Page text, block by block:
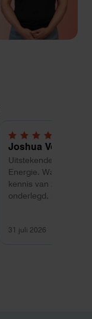
5,0 van 5 sterren
Joshua Verdonk
Uitstekende ervaring
Energie. Wat vooral
kennis van zaken:
onderlegd, heldere
Ook de nazorg is
31 juli 2026